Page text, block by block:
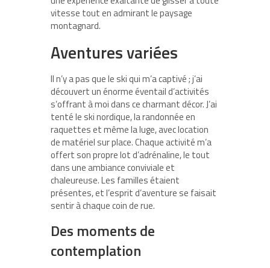
vitesse tout en admirant le paysage
montagnard.
Aventures variées
Il n’y a pas que le ski qui m’a captivé ; j’ai
découvert un énorme éventail d’activités
s’offrant à moi dans ce charmant décor. J’ai
tenté le ski nordique, la randonnée en
raquettes et même la luge, avec location
de matériel sur place. Chaque activité m’a
offert son propre lot d’adrénaline, le tout
dans une ambiance conviviale et
chaleureuse. Les familles étaient
présentes, et l’esprit d’aventure se faisait
sentir à chaque coin de rue.
Des moments de
contemplation